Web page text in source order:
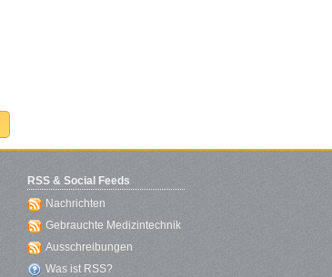
RSS & Social Feeds
Nachrichten
Gebrauchte Medizintechnik
Ausschreibungen
Was ist RSS?